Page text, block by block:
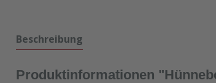
Beschreibung
Produktinformationen